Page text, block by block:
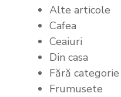
Alte articole
Cafea
Ceaiuri
Din casa
Fără categorie
Frumusete